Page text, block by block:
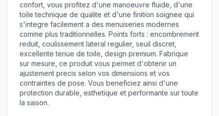
confort, vous profitez d'une manoeuvre fluide, d'une
toile technique de qualite et d'une finition soignee qui
s'integre facilement a des menuiseries modernes
comme plus traditionnelles. Points forts : encombrement
reduit, coulissement lateral regulier, seuil discret,
excellente tenue de toile, design premium. Fabrique
sur mesure, ce produit vous permet d'obtenir un
ajustement precis selon vos dimensions et vos
contraintes de pose. Vous beneficiez ainsi d'une
protection durable, esthetique et performante sur toute
la saison.